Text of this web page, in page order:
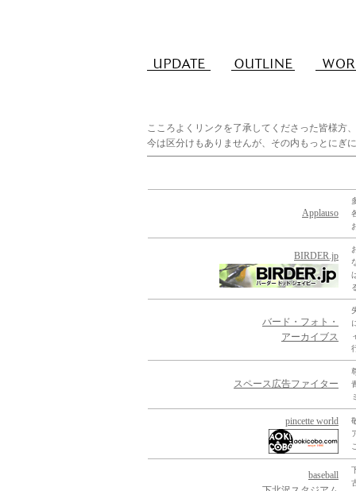
こころよくリンクを了承してくださった皆様方
今は区分けもありませんが、その内もっとにぎ
Applauso
BIRDER.jp
バード・フォト・
アーカイブス
スペース広告ファイター
pincette world
baseball